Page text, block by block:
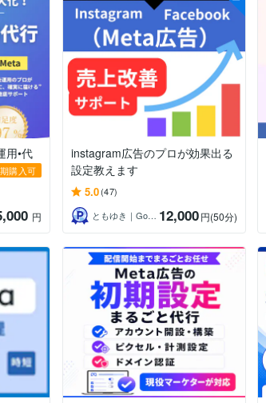
用•代
購入可
円
instagram広告のプロが効果出る
設定教えます
5.0(47)
ともゆき｜Google・Meta広告運用 12,000円(50分)